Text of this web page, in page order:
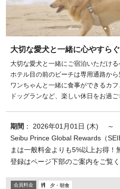
大切な愛犬と一緒に心やすら
大切な愛犬と一緒にご宿泊いただける
ホテル目の前のビーチは専用通路から
ワンちゃんと一緒に食事ができるカ
ドッグランなど、楽しい休日をお過ご
期間 ： 2026年01月01日 (木) ～
Seibu Prince Global Rewards（
まは一般料金よりも5%以上お得！
登録はページ下部のご案内をご覧く
会員料金 夕・朝食